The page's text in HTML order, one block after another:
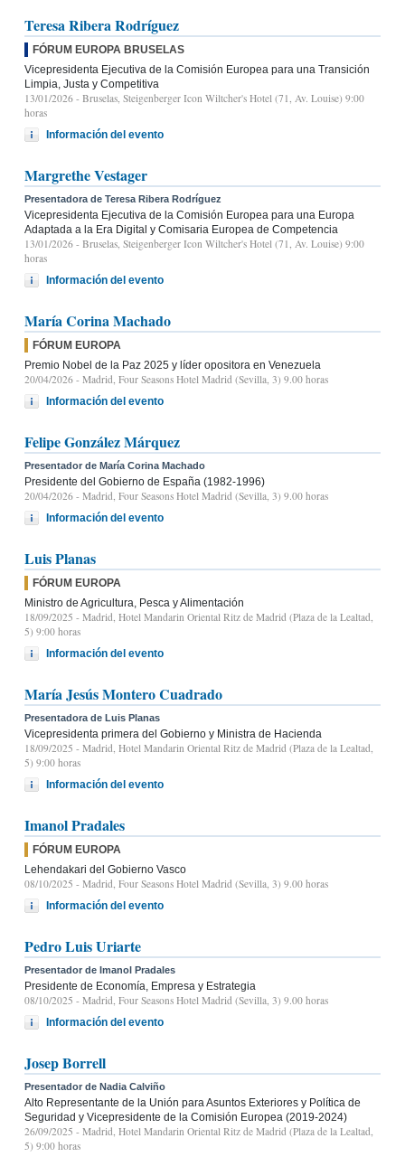
Teresa Ribera Rodríguez
FÓRUM EUROPA BRUSELAS
Vicepresidenta Ejecutiva de la Comisión Europea para una Transición
Limpia, Justa y Competitiva
13/01/2026 - Bruselas, Steigenberger Icon Wiltcher's Hotel (71, Av. Louise) 9:00
horas
Información del evento
Margrethe Vestager
Presentadora de Teresa Ribera Rodríguez
Vicepresidenta Ejecutiva de la Comisión Europea para una Europa
Adaptada a la Era Digital y Comisaria Europea de Competencia
13/01/2026 - Bruselas, Steigenberger Icon Wiltcher's Hotel (71, Av. Louise) 9:00
horas
Información del evento
María Corina Machado
FÓRUM EUROPA
Premio Nobel de la Paz 2025 y líder opositora en Venezuela
20/04/2026 - Madrid, Four Seasons Hotel Madrid (Sevilla, 3) 9.00 horas
Información del evento
Felipe González Márquez
Presentador de María Corina Machado
Presidente del Gobierno de España (1982-1996)
20/04/2026 - Madrid, Four Seasons Hotel Madrid (Sevilla, 3) 9.00 horas
Información del evento
Luis Planas
FÓRUM EUROPA
Ministro de Agricultura, Pesca y Alimentación
18/09/2025 - Madrid, Hotel Mandarin Oriental Ritz de Madrid (Plaza de la Lealtad,
5) 9:00 horas
Información del evento
María Jesús Montero Cuadrado
Presentadora de Luis Planas
Vicepresidenta primera del Gobierno y Ministra de Hacienda
18/09/2025 - Madrid, Hotel Mandarin Oriental Ritz de Madrid (Plaza de la Lealtad,
5) 9:00 horas
Información del evento
Imanol Pradales
FÓRUM EUROPA
Lehendakari del Gobierno Vasco
08/10/2025 - Madrid, Four Seasons Hotel Madrid (Sevilla, 3) 9.00 horas
Información del evento
Pedro Luis Uriarte
Presentador de Imanol Pradales
Presidente de Economía, Empresa y Estrategia
08/10/2025 - Madrid, Four Seasons Hotel Madrid (Sevilla, 3) 9.00 horas
Información del evento
Josep Borrell
Presentador de Nadia Calviño
Alto Representante de la Unión para Asuntos Exteriores y Política de
Seguridad y Vicepresidente de la Comisión Europea (2019-2024)
26/09/2025 - Madrid, Hotel Mandarin Oriental Ritz de Madrid (Plaza de la Lealtad,
5) 9:00 horas